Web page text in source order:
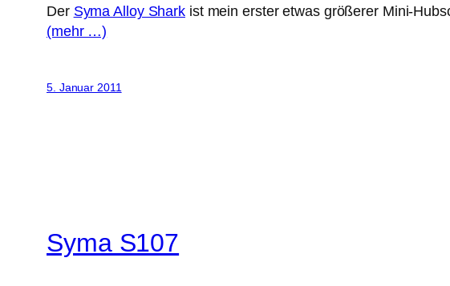
Der Syma Alloy Shark ist mein erster etwas größerer Mini-
(mehr …)
5. Januar 2011
Syma S107